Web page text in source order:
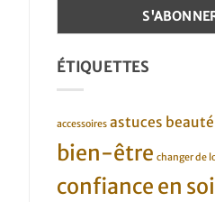
ÉTIQUETTES
accessoires astuces beauté
bien-être changer de
confiance en soi